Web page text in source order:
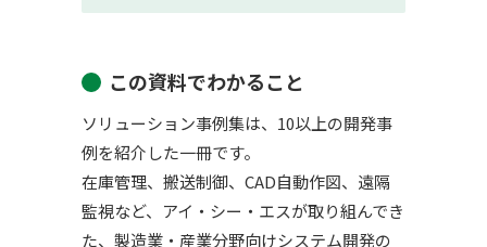
この資料でわかること
ソリューション事例集は、10以上の開発事
例を紹介した一冊です。
在庫管理、搬送制御、CAD自動作図、遠隔
監視など、アイ・シー・エスが取り組んでき
た、製造業・産業分野向けシステム開発の